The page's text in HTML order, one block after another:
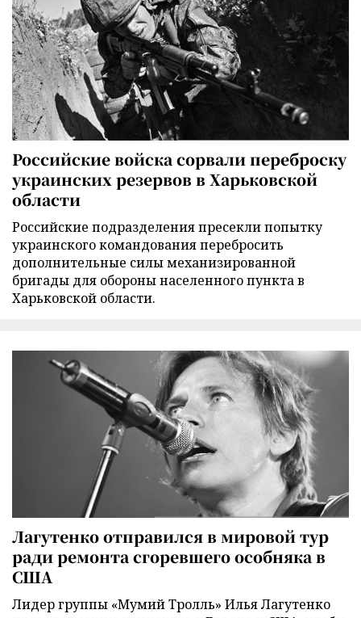
Российские войска сорвали переброску
украинских резервов в Харьковской
области
Российские подразделения пресекли попытку
украинского командования перебросить
дополнительные силы механизированной
бригады для обороны населенного пункта в
Харьковской области.
Лагутенко отправился в мировой тур
ради ремонта сгоревшего особняка в
США
Лидер группы «Мумий Тролль» Илья Лагутенко